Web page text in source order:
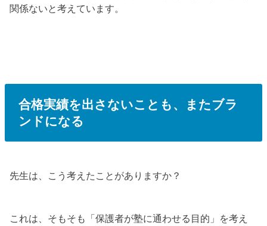
関係ないと考えています。
合格実績を出さないことも、またブラ
ンドになる
先生は、こう考えたことがありますか？
これは、そもそも 「保護者が塾に通わせる目的」 を考え